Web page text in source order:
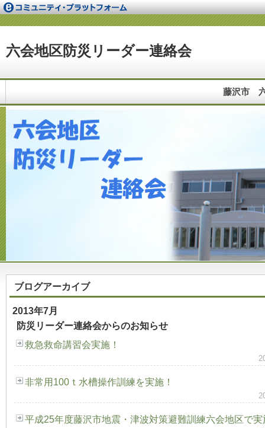
六会地区防災リーダー連絡会
藤沢市
ブログアーカイブ
2013年7月
防災リーダー連絡会からのお知らせ
救急救命講習会実施！
非常用100ｔ水槽操作訓練を実施！
平成25年度藤沢市地震・津波対策避難訓練六会地区で実